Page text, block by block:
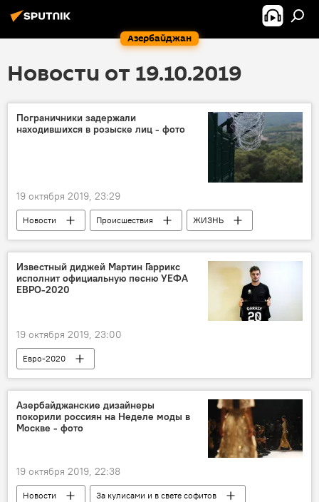
Азербайджан
Новости от 19.10.2019
Пограничники задержали
находившихся в розыске лиц - фото
19 октября 2019, 23:29
Новости Происшествия
ЖИЗНЬ
Азербайджан
Известный диджей Мартин Гаррикс
исполнит официальную песню УЕФА
ЕВРО-2020
19 октября 2019, 23:00
Евро-2020
Азербайджанские дизайнеры
покорили россиян на Неделе моды в
Москве - фото
19 октября 2019, 22:38
Новости
За кулисами и в свете софитов